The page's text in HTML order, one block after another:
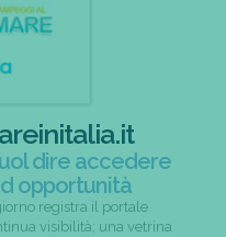
dire accedere
opportunità
registra il portale
visibilità; una vetrina